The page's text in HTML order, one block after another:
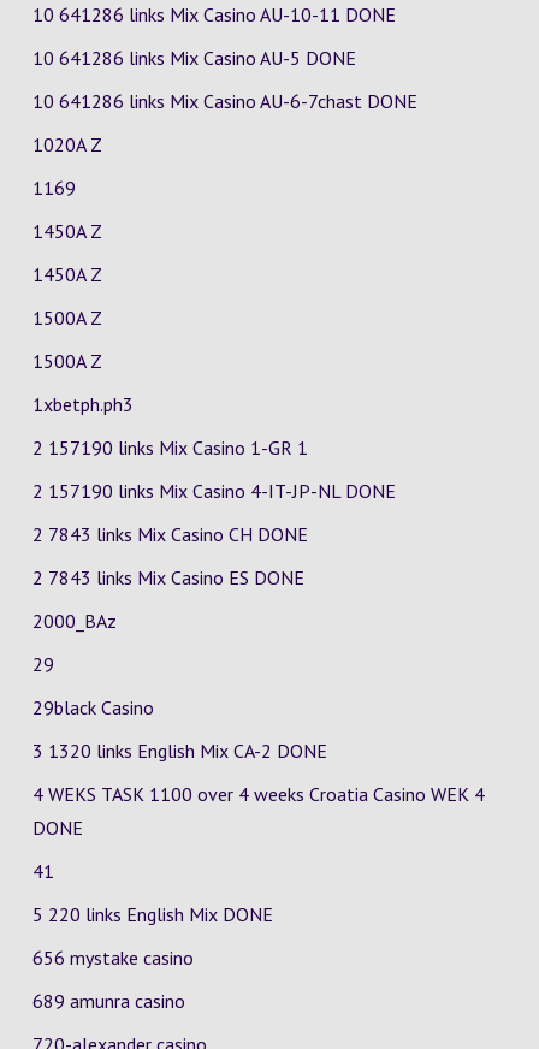
10 641286 links Mix Casino AU-10-11 DONE
10 641286 links Mix Casino AU-5 DONE
10 641286 links Mix Casino AU-6-7chast DONE
1020A Z
1169
1450A Z
1450A Z
1500A Z
1500A Z
1xbetph.ph3
2 157190 links Mix Casino 1-GR 1
2 157190 links Mix Casino 4-IT-JP-NL DONE
2 7843 links Mix Casino CH DONE
2 7843 links Mix Casino ES DONE
2000_BAz
29
29black Casino
3 1320 links English Mix CA-2 DONE
4 WEKS TASK 1100 over 4 weeks Croatia Casino WEK 4
DONE
41
5 220 links English Mix DONE
656 mystake casino
689 amunra casino
720-alexander casino